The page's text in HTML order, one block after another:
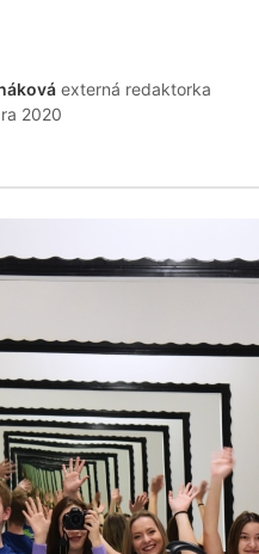
externá redaktorka
2020